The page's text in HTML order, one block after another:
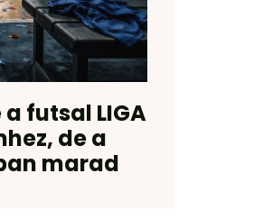
futsal LIGA
de a
marad